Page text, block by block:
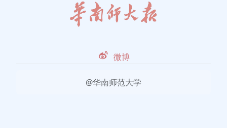
微博
@华南师范大学